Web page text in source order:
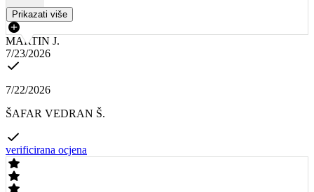
Prikazati više
MARTIN J.
7/23/2026
7/22/2026
ŠAFAR VEDRAN Š.
verificirana ocjena